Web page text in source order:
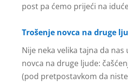
post pa ćemo prijeći na
Trošenje novca na druge
Nije neka velika tajna da
novca na druge ljude:
(pod pretpostavkom da